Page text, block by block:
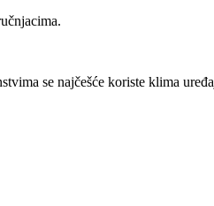
se najčešće koriste klima